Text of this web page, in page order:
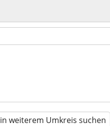
in weiterem Umkreis suchen